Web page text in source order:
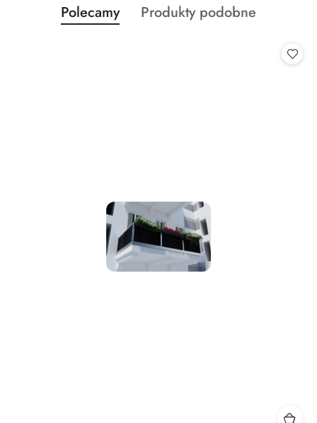
Pomiń karuzelę produktów
Produkty
o
Polecamy
Produkty
Produkty podobne